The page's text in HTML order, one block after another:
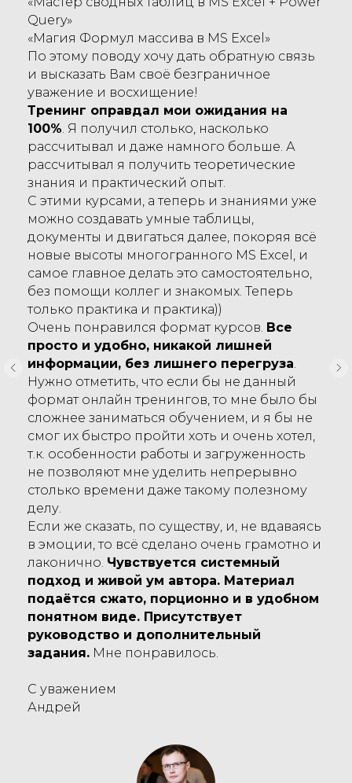
Query»
«Магия Формул массива в MS Excel»
По этому поводу хочу дать обратную связь
и высказать Вам своё безграничное
уважение и восхищение!
Тренинг оправдал мои ожидания на
100%. Я получил столько, насколько
рассчитывал и даже намного больше. А
рассчитывал я получить теоретические
знания и практический опыт.
С этими курсами, а теперь и знаниями уже
можно создавать умные таблицы,
документы и двигаться далее, покоряя всё
новые высоты многогранного MS Excel, и
самое главное делать это самостоятельно,
без помощи коллег и знакомых. Теперь
только практика и практика))
Очень понравился формат курсов. Все
просто и удобно, никакой лишней
информации, без лишнего перегруза.
Нужно отметить, что если бы не данный
формат онлайн тренингов, то мне было бы
сложнее заниматься обучением, и я бы не
смог их быстро пройти хоть и очень хотел,
т.к. особенности работы и загруженность
не позволяют мне уделить непрерывно
столько времени даже такому полезному
делу.
Если же сказать, по существу, и, не вдаваясь
в эмоции, то всё сделано очень грамотно и
лаконично. Чувствуется системный
подход и живой ум автора. Материал
подаётся сжато, порционно и в удобном
понятном виде. Присутствует
руководство и дополнительный
задания. Мне понравилось.
С уважением
Андрей